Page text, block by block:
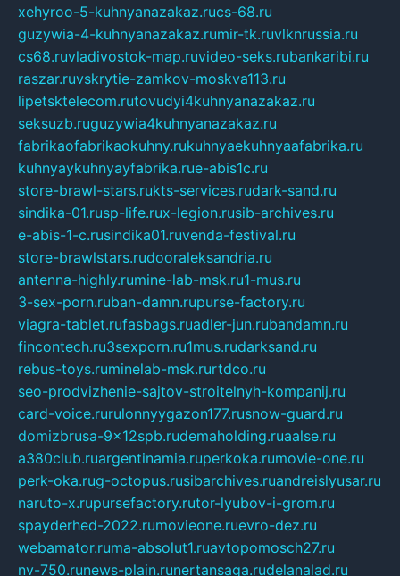
xehyroo-5-kuhnyanazakaz.rucs-68.ru
guzywia-4-kuhnyanazakaz.rumir-tk.ruvlknrussia.ru
cs68.ruvladivostok-map.ruvideo-seks.rubankaribi.ru
raszar.ruvskrytie-zamkov-moskva113.ru
lipetsktelecom.rutovudyi4kuhnyanazakaz.ru
seksuzb.ruguzywia4kuhnyanazakaz.ru
fabrikaofabrikaokuhny.rukuhnyaekuhnyaafabrika.ru
kuhnyaykuhnyayfabrika.rue-abis1c.ru
store-brawl-stars.rukts-services.rudark-sand.ru
sindika-01.rusp-life.rux-legion.rusib-archives.ru
e-abis-1-c.rusindika01.ruvenda-festival.ru
store-brawlstars.rudooraleksandria.ru
antenna-highly.rumine-lab-msk.ru1-mus.ru
3-sex-porn.ruban-damn.rupurse-factory.ru
viagra-tablet.rufasbags.ruadler-jun.rubandamn.ru
fincontech.ru3sexporn.ru1mus.rudarksand.ru
rebus-toys.ruminelab-msk.rurtdco.ru
seo-prodvizhenie-sajtov-stroitelnyh-kompanij.ru
card-voice.rurulonnyygazon177.rusnow-guard.ru
domizbrusa-9x12spb.rudemaholding.ruaalse.ru
a380club.ruargentinamia.ruperkoka.rumovie-one.ru
perk-oka.rug-octopus.rusibarchives.ruandreislyusar.ru
naruto-x.rupursefactory.rutor-lyubov-i-grom.ru
spayderhed-2022.rumovieone.ruevro-dez.ru
webamator.ruma-absolut1.ruavtopomosch27.ru
nv-750.runews-plain.runertansaga.rudelanalad.ru